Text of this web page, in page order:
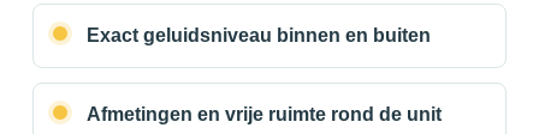
Exact geluidsniveau binnen en buiten
Afmetingen en vrije ruimte rond de unit